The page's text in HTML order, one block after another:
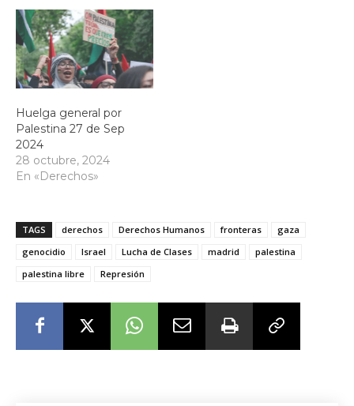
capital mostraron su
solidaridad con el
sufrimiento del Pueblo
Palestino tras décadas
de exterminio y
territorio por parte de…
Huelga general por
Palestina 27 de Sep
2024
28 octubre, 2024
En «Derechos»
TAGS derechos Derechos Humanos fronteras
gaza
genocidio
Israel Lucha de Clases madrid
palestina
palestina libre
Represión